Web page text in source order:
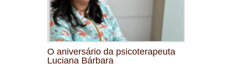
O aniversário da psicoterapeuta
Luciana Bárbara